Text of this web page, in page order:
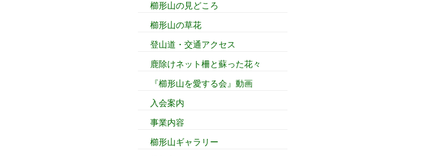
櫛形山の見どころ
櫛形山の草花
登山道・交通アクセス
鹿除けネット柵と蘇った花々
『櫛形山を愛する会』動画
入会案内
事業内容
櫛形山ギャラリー